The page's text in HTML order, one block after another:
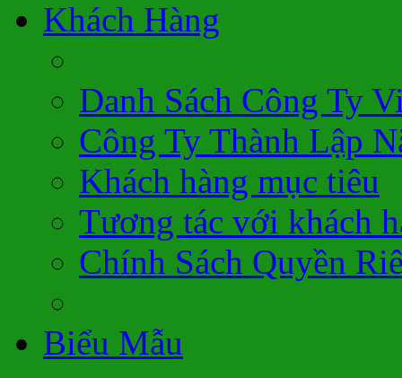
Khách Hàng
Danh Sách Công Ty
Công Ty Thành Lập
Khách hàng mục tiêu
Tương tác với khách
Chính Sách Quyền
Biểu Mẫu